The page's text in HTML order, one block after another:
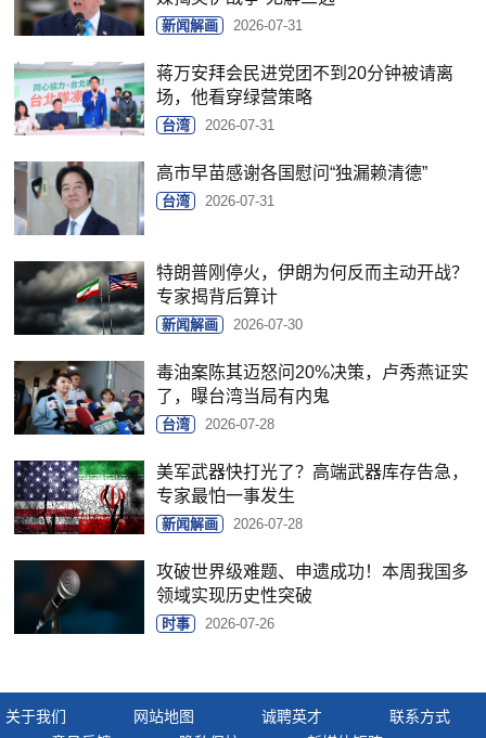
新闻解画 2026-07-31
蒋万安拜会民进党团不到20分钟被请离
场，他看穿绿营策略
台湾 2026-07-31
高市早苗感谢各国慰问“独漏赖清德”
台湾 2026-07-31
特朗普刚停火，伊朗为何反而主动开战？
专家揭背后算计
新闻解画 2026-07-30
毒油案陈其迈怒问20%决策，卢秀燕证实
了，曝台湾当局有内鬼
台湾 2026-07-28
美军武器快打光了？高端武器库存告急，
专家最怕一事发生
新闻解画 2026-07-28
攻破世界级难题、申遗成功！本周我国多
领域实现历史性突破
时事 2026-07-26
关于我们 网站地图 诚聘英才
联系方式